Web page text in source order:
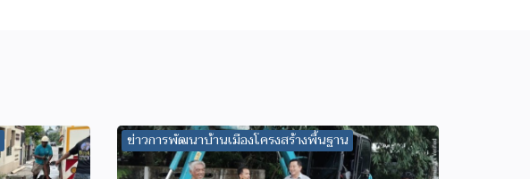
ข่าวการพัฒนาบ้านเมืองโครงสร้างพื้นฐาน